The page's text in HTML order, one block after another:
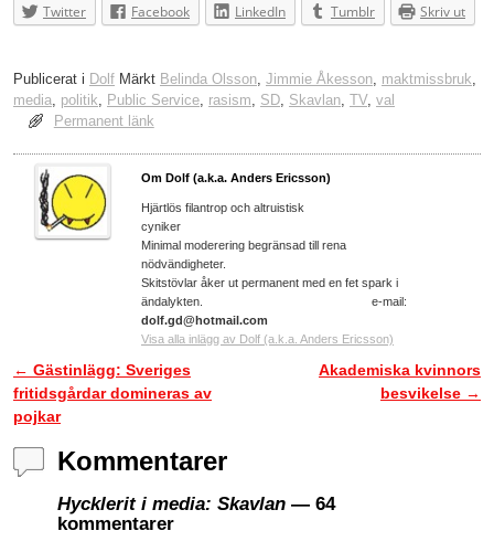
Twitter Facebook LinkedIn Tumblr Skriv ut
Publicerat i Dolf Märkt Belinda Olsson Jimmie Åkesson maktmissbruk
media
politik Public Service rasism SD Skavlan TV, val
Permanent länk
Om Dolf (a.k.a. Anders Ericsson)
Hjärtlös filantrop och altruistisk
cyniker
Minimal moderering begränsad till rena
nödvändigheter.
Skitstövlar åker ut permanent med en fet spark i
ändalykten. e-mail:
dolf.gd@hotmail.com
Visa alla inlägg av Dolf (a.k.a. Anders Ericsson)
Inläggsnavigering
← Gästinlägg: Sveriges
fritidsgårdar domineras av
pojkar
Akademiska kvinnors
besvikelse →
Kommentarer
Hycklerit i media: Skavlan — 64
kommentarer